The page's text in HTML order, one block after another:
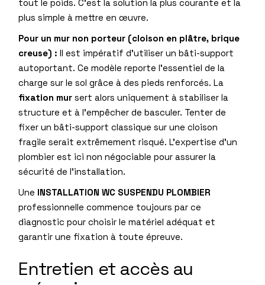
tout le poids. C’est la solution la plus courante et la
plus simple à mettre en œuvre.
Pour un mur non porteur (cloison en plâtre, brique
creuse) : Il est impératif d’utiliser un bâti-support
autoportant. Ce modèle reporte l’essentiel de la
charge sur le sol grâce à des pieds renforcés. La
fixation mur sert alors uniquement à stabiliser la
structure et à l’empêcher de basculer. Tenter de
fixer un bâti-support classique sur une cloison
fragile serait extrêmement risqué. L’expertise d’un
plombier est ici non négociable pour assurer la
sécurité de l’installation.
Une INSTALLATION WC SUSPENDU PLOMBIER
professionnelle commence toujours par ce
diagnostic pour choisir le matériel adéquat et
garantir une fixation à toute épreuve.
Entretien et accès au